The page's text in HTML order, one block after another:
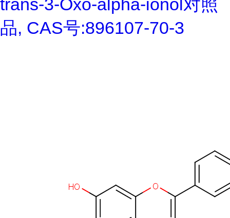
trans-3-Oxo-alpha-ionol对照
品, CAS号:896107-70-3